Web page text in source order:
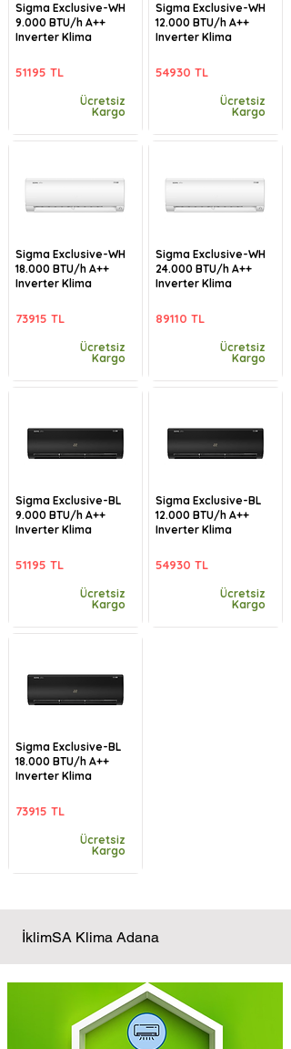
Sigma Exclusive-WH
9.000 BTU/h A++
Inverter Klima
51195 TL
Ücretsiz
Kargo
Sigma Exclusive-WH
18.000 BTU/h A++
Inverter Klima
73915 TL
Ücretsiz
Kargo
Sigma Exclusive-BL
9.000 BTU/h A++
Inverter Klima
51195 TL
Ücretsiz
Kargo
Sigma Exclusive-BL
18.000 BTU/h A++
Inverter Klima
73915 TL
Ücretsiz
Kargo
Sigma Exclusive-WH
12.000 BTU/h A++
Inverter Klima
54930 TL
Ücretsiz
Kargo
Sigma Exclusive-WH
24.000 BTU/h A++
Inverter Klima
89110 TL
Ücretsiz
Kargo
Sigma Exclusive-BL
12.000 BTU/h A++
Inverter Klima
54930 TL
Ücretsiz
Kargo
İklimSA Klima Adana